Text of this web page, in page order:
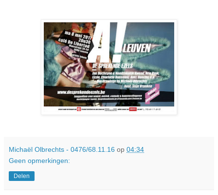
Michaël Olbrechts - 0476/68.11.16 op 04:34
Geen opmerkingen:
Delen